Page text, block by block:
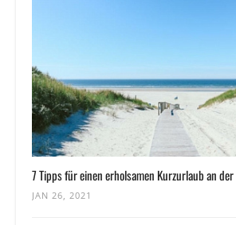
7 Tipps für einen erholsamen Kurzurlaub an
JAN 26, 2021